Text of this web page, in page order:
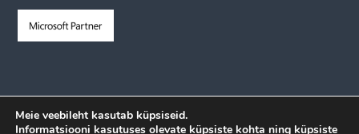
Meie veebileht kasutab küpsiseid.
Informatsiooni kasutuses olevate küpsiste kohta ning küpsiste